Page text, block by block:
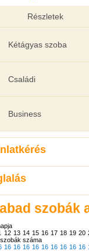
Részletek
Kétágyas szoba
Családi
Business
szobák
12 13 14 15 16 17 18 19 20
száma
16 16 16 16 16 16 16 16 16